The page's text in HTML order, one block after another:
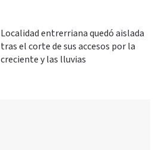
Localidad entrerriana quedó aislada
tras el corte de sus accesos por la
creciente y las lluvias